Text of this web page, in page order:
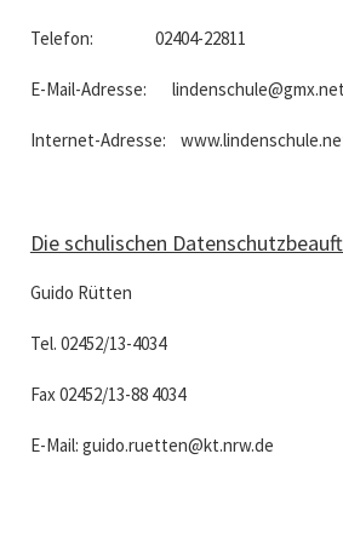
Telefon: 02404-22811
E-Mail-Adresse: lindenschule@gmx.net
Internet-Adresse:
Die schulischen
Guido Rütten
Tel. 02452/13-4034
Fax 02452/13-88 4034
E-Mail: guido.ruetten@kt.nrw.de